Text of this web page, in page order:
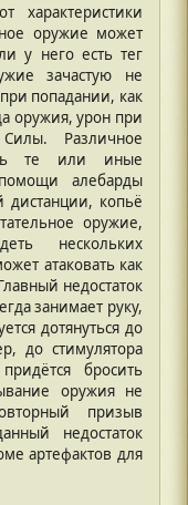
характеристики
оружие может
у него есть тег
зачастую не
попадании, как
оружия, урон при
Различное
те или иные
алебарды
дистанции, копьё
оружие,
нескольких
атаковать как
недостаток
занимает руку,
дотянуться до
до стимулятора
бросить
оружия не
призыв
недостаток
артефактов для